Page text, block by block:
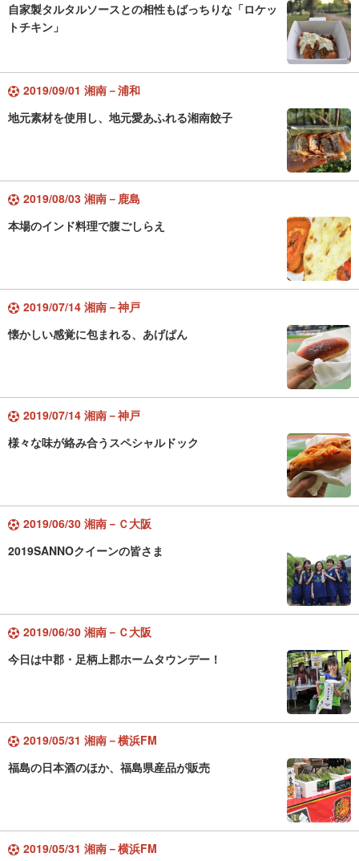
自家製タルタルソースとの相性もばっちりな「ロケッ
トチキン」
2019/09/01 湘南－浦和
地元素材を使用し、地元愛あふれる湘南餃子
2019/08/03 湘南－鹿島
本場のインド料理で腹ごしらえ
2019/07/14 湘南－神戸
懐かしい感覚に包まれる、あげぱん
2019/07/14 湘南－神戸
様々な味が絡み合うスペシャルドック
2019/06/30 湘南－Ｃ大阪
2019SANNOクイーンの皆さま
2019/06/30 湘南－Ｃ大阪
今日は中郡・足柄上郡ホームタウンデー！
2019/05/31 湘南－横浜FM
福島の日本酒のほか、福島県産品が販売
2019/05/31 湘南－横浜FM